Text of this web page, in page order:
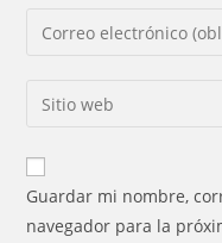
de
para
comentar
Introducí
de
electrónico
para
comentar
Introducí
URL
de
Guardar mi nombre,
navegador para la